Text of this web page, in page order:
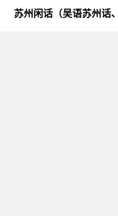
苏州闲话（吴语苏州话